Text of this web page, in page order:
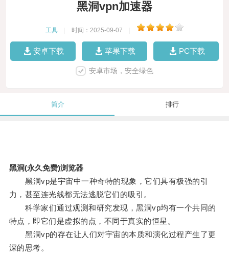
黑洞vpn加速器
工具 时间：2025-09-07
安卓下载 苹果下载 PC下载
安卓市场，安全绿色
简介 排行
黑洞(永久免费)浏览器
黑洞vp是宇宙中一种奇特的现象，它们具有极强的引
力，甚至连光线都无法逃脱它们的吸引。
科学家们通过观测和研究发现，黑洞vp均有一个共同的
特点，即它们是虚拟的点，不同于真实的恒星。
黑洞vp的存在让人们对宇宙的本质和演化过程产生了更
深的思考。